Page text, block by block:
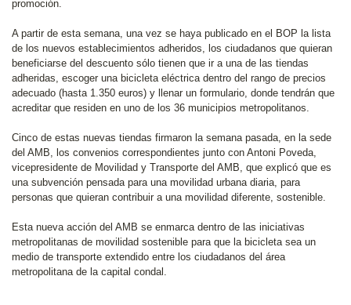
promoción.
A partir de esta semana, una vez se haya publicado en el BOP la lista
de los nuevos establecimientos adheridos, los ciudadanos que quieran
beneficiarse del descuento sólo tienen que ir a una de las tiendas
adheridas, escoger una bicicleta eléctrica dentro del rango de precios
adecuado (hasta 1.350 euros) y llenar un formulario, donde tendrán que
acreditar que residen en uno de los 36 municipios metropolitanos.
Cinco de estas nuevas tiendas firmaron la semana pasada, en la sede
del AMB, los convenios correspondientes junto con Antoni Poveda,
vicepresidente de Movilidad y Transporte del AMB, que explicó que es
una subvención pensada para una movilidad urbana diaria, para
personas que quieran contribuir a una movilidad diferente, sostenible.
Esta nueva acción del AMB se enmarca dentro de las iniciativas
metropolitanas de movilidad sostenible para que la bicicleta sea un
medio de transporte extendido entre los ciudadanos del área
metropolitana de la capital condal.